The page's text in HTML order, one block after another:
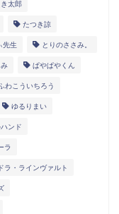
き太郎
たつき諒
先生 とりのささみ。
ぱやぱやくん
ふわこういちろう
ゆるりまい
ンド
ラ
ラ・ラインヴァルト